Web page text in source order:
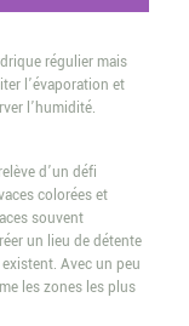
régulier mais
l’évaporation et
l’humidité.
d’un défi
colorées et
souvent
un lieu de détente
Avec un peu
les zones les plus